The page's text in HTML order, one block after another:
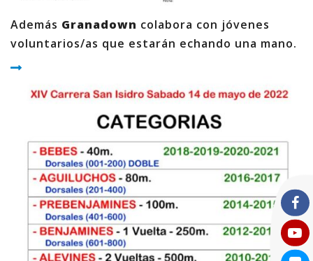
Además Granadown colabora con jóvenes
voluntarios/as que estarán echando una mano.